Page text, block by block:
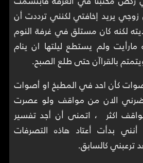
يريد إخافتي لكنني ترددت أن
لكنه كان مستلق في غرفة النوم
ولم يستطع ليلتها ان ينام
بالقراآن حتى طلع الصبح.
كأن احد في المطبخ او أصوات
الان من مواقف ولو عصرت
اكثر ، اتمنى أن أجد تفسير
بدأت أعتاد هاذه التصرفات
ترعبني كالسابق.